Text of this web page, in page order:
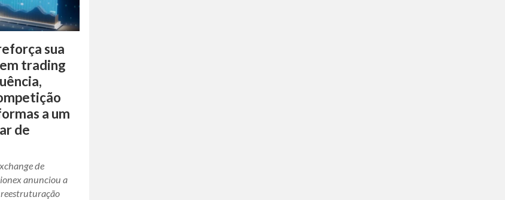
sua
trading
a um
de
de
anunciou a